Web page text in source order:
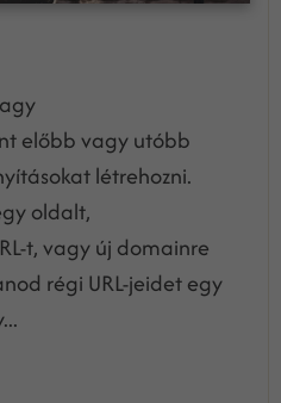
előbb vagy utóbb
létrehozni.
oldalt,
t, vagy új domainre
régi URL-jeidet egy